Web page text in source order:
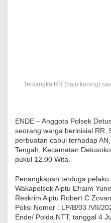
Tersangka RR (baju kuning)
ENDE – Anggota Polsek
seorang warga berinisial RR,
perbuatan cabul terhadap
Tengah, Kecamatan
pukul 12.00 Wita.
Penangkapan terduga
Wakapolsek Aiptu Efraim
Reskrim Aiptu Robert C
Polisi Nomor : LP/B/03 /VII/
Ende/ Polda NTT, tanggal 4